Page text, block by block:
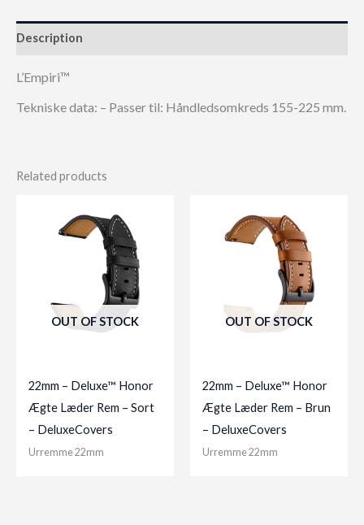
Description
L’Empiri™
Tekniske data: – Passer til: Håndledsomkreds 155-225 mm.
Related products
OUT OF STOCK
22mm – Deluxe™ Honor
Ægte Læder Rem – Sort
– DeluxeCovers
Urremme 22mm
OUT OF STOCK
22mm – Deluxe™ Honor
Ægte Læder Rem – Brun
– DeluxeCovers
Urremme 22mm